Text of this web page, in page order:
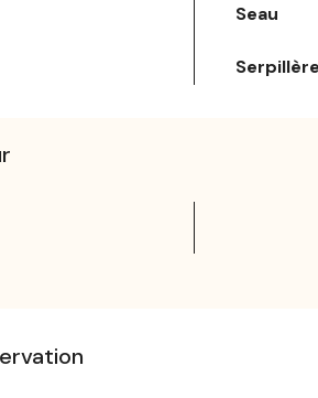
Seau
Serpillère